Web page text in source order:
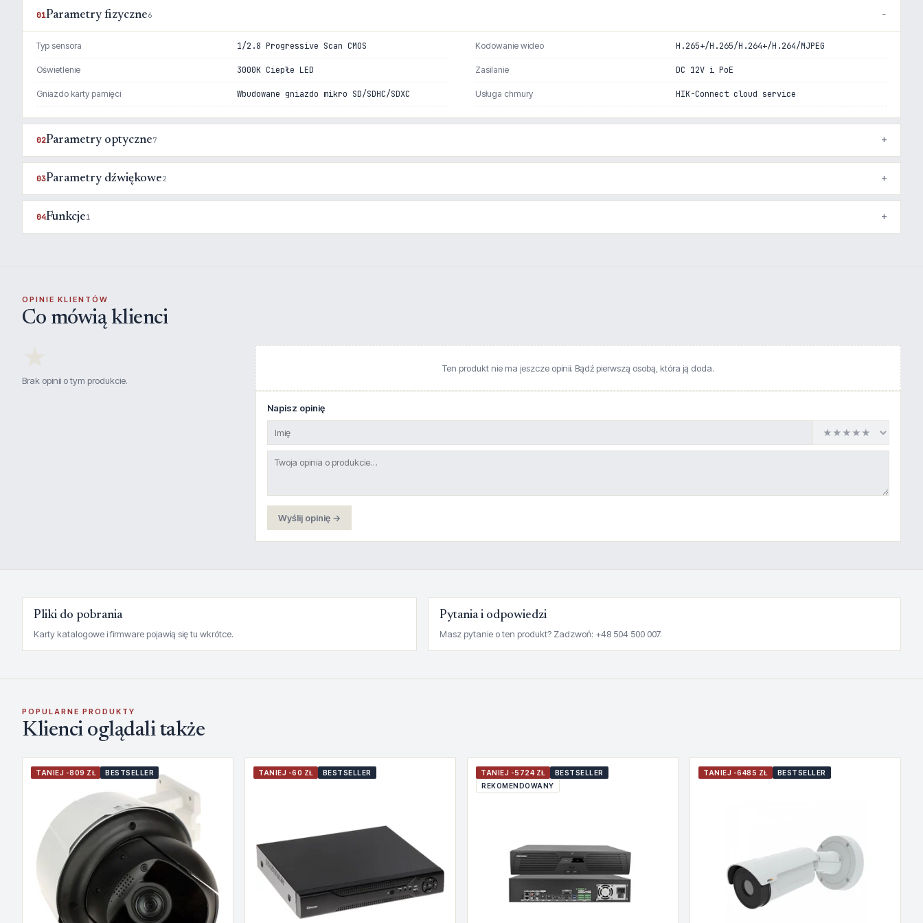
01Parametry fizyczne6
Typ sensora 1/2.8 Progressive Scan CMOS Kodowanie wideo H.265+/H.265/H.264+/H.264/MJPEG
Oświetlenie 3000K Ciepłe LED Zasilanie DC 12V i PoE
Gniazdo karty pamięci Wbudowane gniazdo mikro SD/SDHC/SDXC Usługa chmury HIK-Connect cloud service
02Parametry optyczne7
03Parametry dźwiękowe2
04Funkcje1
OPINIE KLIENTÓW
Co mówią klienci
Brak opinii o tym produkcie.
Ten produkt nie ma jeszcze opinii. Bądź pierwszą osobą, która ją doda.
Napisz opinię
Wyślij opinię →
Pliki do pobrania
Karty katalogowe i firmware pojawią się tu wkrótce.
Pytania i odpowiedzi
Masz pytanie o ten produkt? Zadzwoń: +48 504 500 007.
POPULARNE PRODUKTY
Klienci oglądali także
TANIEJ -809 ZŁ BESTSELLER TANIEJ -60 ZŁ BESTSELLER TANIEJ -5724 ZŁ
BESTSELLER
REKOMENDOWANY
TANIEJ -6485 ZŁ BESTSELLER